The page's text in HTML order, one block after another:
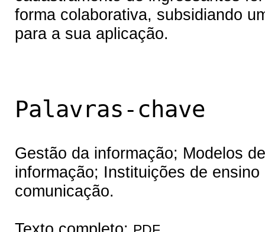
forma colaborativa, subsidiando
para a sua aplicação.
Palavras-chave
Gestão da informação; Modelos
informação; Instituições de
comunicação.